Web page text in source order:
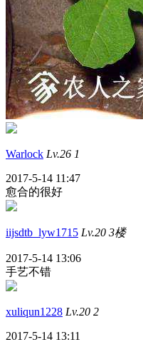
Warlock Lv.26 1
2017-5-14 11:47
愈合的很好
iijsdtb_lyw1715 Lv.20 3楼
2017-5-14 13:06
手艺不错
xuliqun1228 Lv.20 2
2017-5-14 13:11